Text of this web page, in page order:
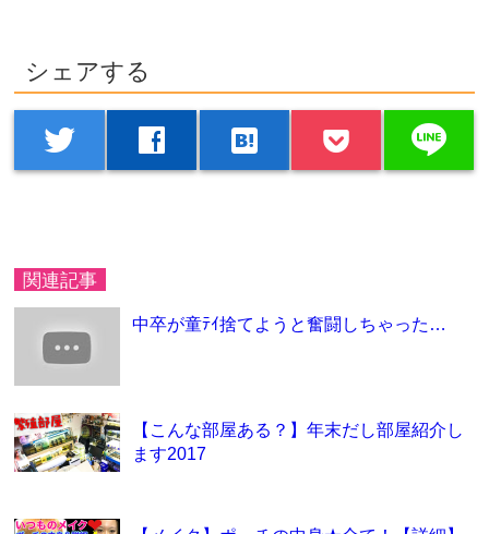
シェアする
twitter facebook hatenabookmark line
関連記事
中卒が童ﾃｲ捨てようと奮闘しちゃった…
【こんな部屋ある？】年末だし部屋紹介し
ます2017